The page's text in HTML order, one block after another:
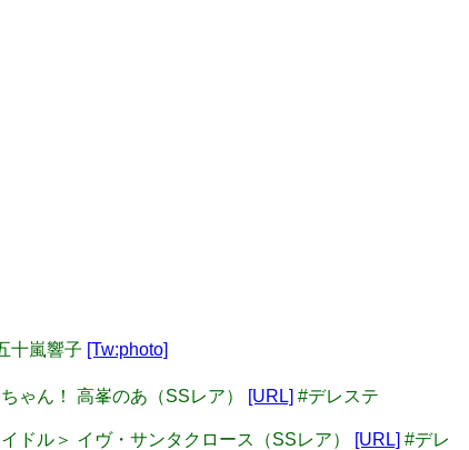
十嵐響子 [Tw:photo]
ゃん！ 高峯のあ（SSレア） [URL] #デレステ
ドル＞ イヴ・サンタクロース（SSレア） [URL] #デレ